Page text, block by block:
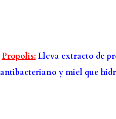
Propolis: Lleva extracto de
antibacteriano y miel que